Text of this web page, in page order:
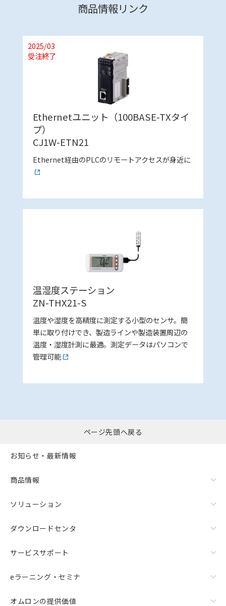
商品情報リンク
Ethernetユニット（100BASE-TXタイ
プ）
CJ1W-ETN21
2025/03
受注終了
Ethernet経由のPLCのリモートアクセスが身近に
温湿度ステーション
ZN-THX21-S
温度や湿度を高精度に測定する小型のセンサ。簡
単に取り付けでき、製造ラインや製造装置周辺の
温度・湿度計測に最適。測定データはパソコンで
管理可能
ページ先頭へ戻る
お知らせ・最新情報
商品情報
ソリューション
ダウンロードセンタ
サービスサポート
eラーニング・セミナ
オムロンの提供価値